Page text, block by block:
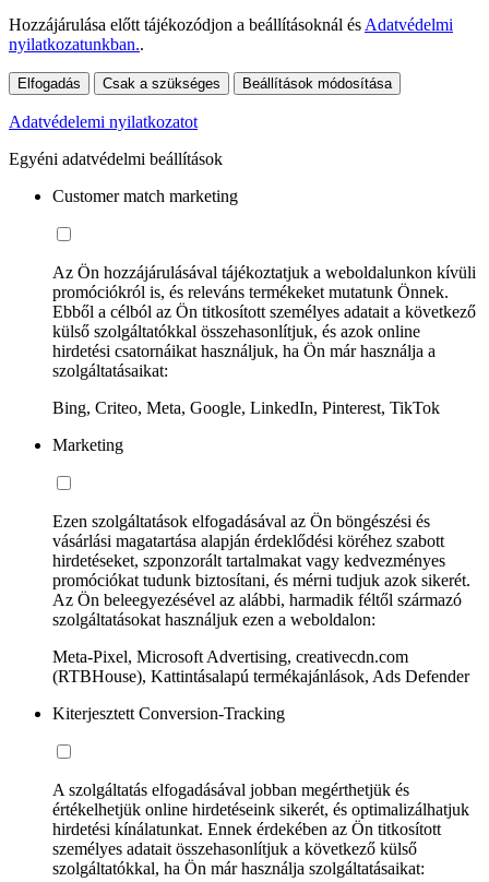
Hozzájárulása előtt tájékozódjon a beállításoknál és Adatvédelmi
nyilatkozatunkban..
Elfogadás Csak a szükséges Beállítások módosítása
Adatvédelemi nyilatkozatot
Egyéni adatvédelmi beállítások
Customer match marketing
Az Ön hozzájárulásával tájékoztatjuk a weboldalunkon kívüli
promóciókról is, és releváns termékeket mutatunk Önnek.
Ebből a célból az Ön titkosított személyes adatait a következő
külső szolgáltatókkal összehasonlítjuk, és azok online
hirdetési csatornáikat használjuk, ha Ön már használja a
szolgáltatásaikat:
Bing, Criteo, Meta, Google, LinkedIn, Pinterest, TikTok
Marketing
Ezen szolgáltatások elfogadásával az Ön böngészési és
vásárlási magatartása alapján érdeklődési köréhez szabott
hirdetéseket, szponzorált tartalmakat vagy kedvezményes
promóciókat tudunk biztosítani, és mérni tudjuk azok sikerét.
Az Ön beleegyezésével az alábbi, harmadik féltől származó
szolgáltatásokat használjuk ezen a weboldalon:
Meta-Pixel, Microsoft Advertising, creativecdn.com
(RTBHouse), Kattintásalapú termékajánlások, Ads Defender
Kiterjesztett Conversion-Tracking
A szolgáltatás elfogadásával jobban megérthetjük és
értékelhetjük online hirdetéseink sikerét, és optimalizálhatjuk
hirdetési kínálatunkat. Ennek érdekében az Ön titkosított
személyes adatait összehasonlítjuk a következő külső
szolgáltatókkal, ha Ön már használja szolgáltatásaikat: